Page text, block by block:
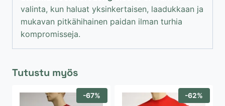
valinta, kun haluat yksinkertaisen, laadukkaan ja
mukavan pitkähihainen paidan ilman turhia
kompromisseja.
Tutustu myös
-67% -62%